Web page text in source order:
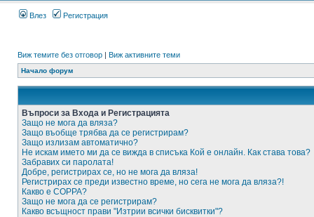
Влез Регистрация
Виж темите без отговор | Виж активните теми
Начало форум
Въпроси за Входа и Регистрацията
Защо не мога да вляза?
Защо въобще трябва да се регистрирам?
Защо излизам автоматично?
Не искам името ми да се вижда в списъка Кой е онлайн. Как става това?
Забравих си паролата!
Добре, регистрирах се, но не мога да вляза!
Регистрирах се преди известно време, но сега не мога да вляза?!
Какво е COPPA?
Защо не мога да се регистрирам?
Какво всъщност прави "Изтрии всички бисквитки"?